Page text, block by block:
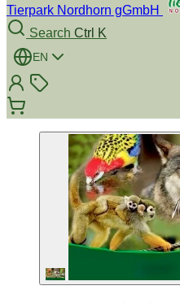
Tierpark Nordhorn gGmbH
Search Ctrl K
EN